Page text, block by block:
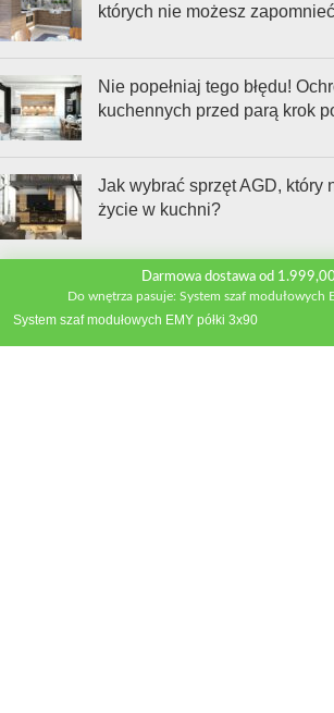
których nie możesz zapomnieć
Nie popełniaj tego błędu!
kuchennych przed parą krok
Jak wybrać sprzęt AGD, który
życie w kuchni?
Polityka prywatności
Darmowa dostawa od
Do wnętrza pasuje: System szaf modułowych
System szaf modułowych EMY półki 3x90